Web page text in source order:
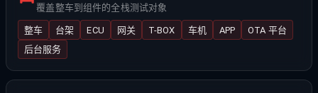
覆盖整车到组件的全栈测试对象
整车 台架 ECU 网关 T-BOX 车机 APP
OTA 平台
后台服务